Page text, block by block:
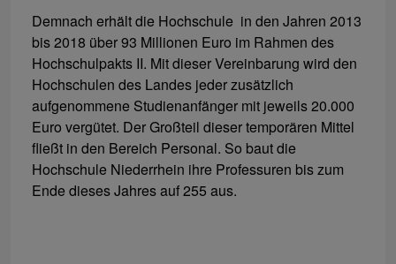
Demnach erhält die Hochschule in den Jahren 2013
bis 2018 über 93 Millionen Euro im Rahmen des
Hochschulpakts II. Mit dieser Vereinbarung wird den
Hochschulen des Landes jeder zusätzlich
aufgenommene Studienanfänger mit jeweils 20.000
Euro vergütet. Der Großteil dieser temporären Mittel
fließt in den Bereich Personal. So baut die
Hochschule Niederrhein ihre Professuren bis zum
Ende dieses Jahres auf 255 aus.